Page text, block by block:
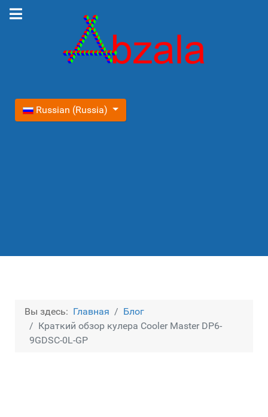
Выберите язык
Russian (Russia)
Вы здесь: Главная
Блог
Краткий обзор кулера Cooler Master DP6-
9GDSC-0L-GP